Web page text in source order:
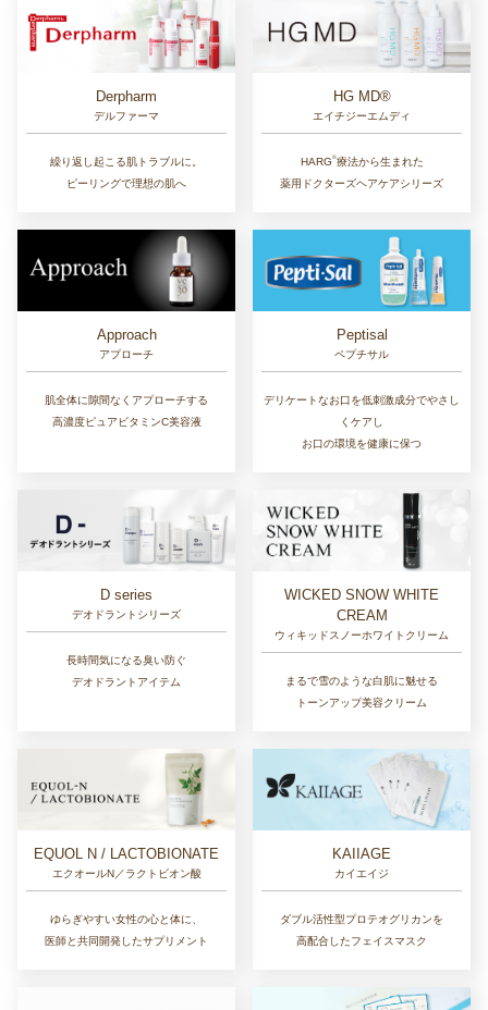
Derpharm
デルファーマ
繰り返し起こる肌トラブルに。
ピーリングで理想の肌へ
HG MD®
エイチジーエムディ
HARG®︎療法から生まれた
薬用ドクターズヘアケアシリーズ
Approach
アプローチ
肌全体に隙間なくアプローチする
高濃度ピュアビタミンC美容液
Peptisal
ペプチサル
デリケートなお口を低刺激成分でやさし
くケアし
お口の環境を健康に保つ
D series
デオドラントシリーズ
長時間気になる臭い防ぐ
デオドラントアイテム
WICKED SNOW WHITE
CREAM
ウィキッドスノーホワイトクリーム
まるで雪のような白肌に魅せる
トーンアップ美容クリーム
EQUOL N / LACTOBIONATE
エクオールN／ラクトビオン酸
ゆらぎやすい女性の心と体に、
医師と共同開発したサプリメント
KAIIAGE
カイエイジ
ダブル活性型プロテオグリカンを
高配合したフェイスマスク